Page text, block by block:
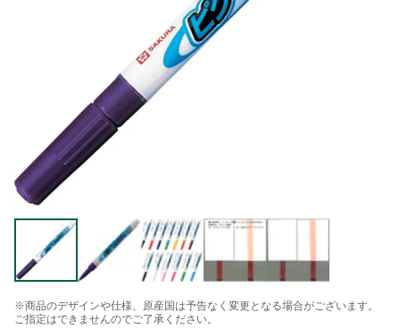
※商品のデザインや仕様、原産国は予告なく変更となる場合がございます。
ご指定はできませんのでご了承ください。